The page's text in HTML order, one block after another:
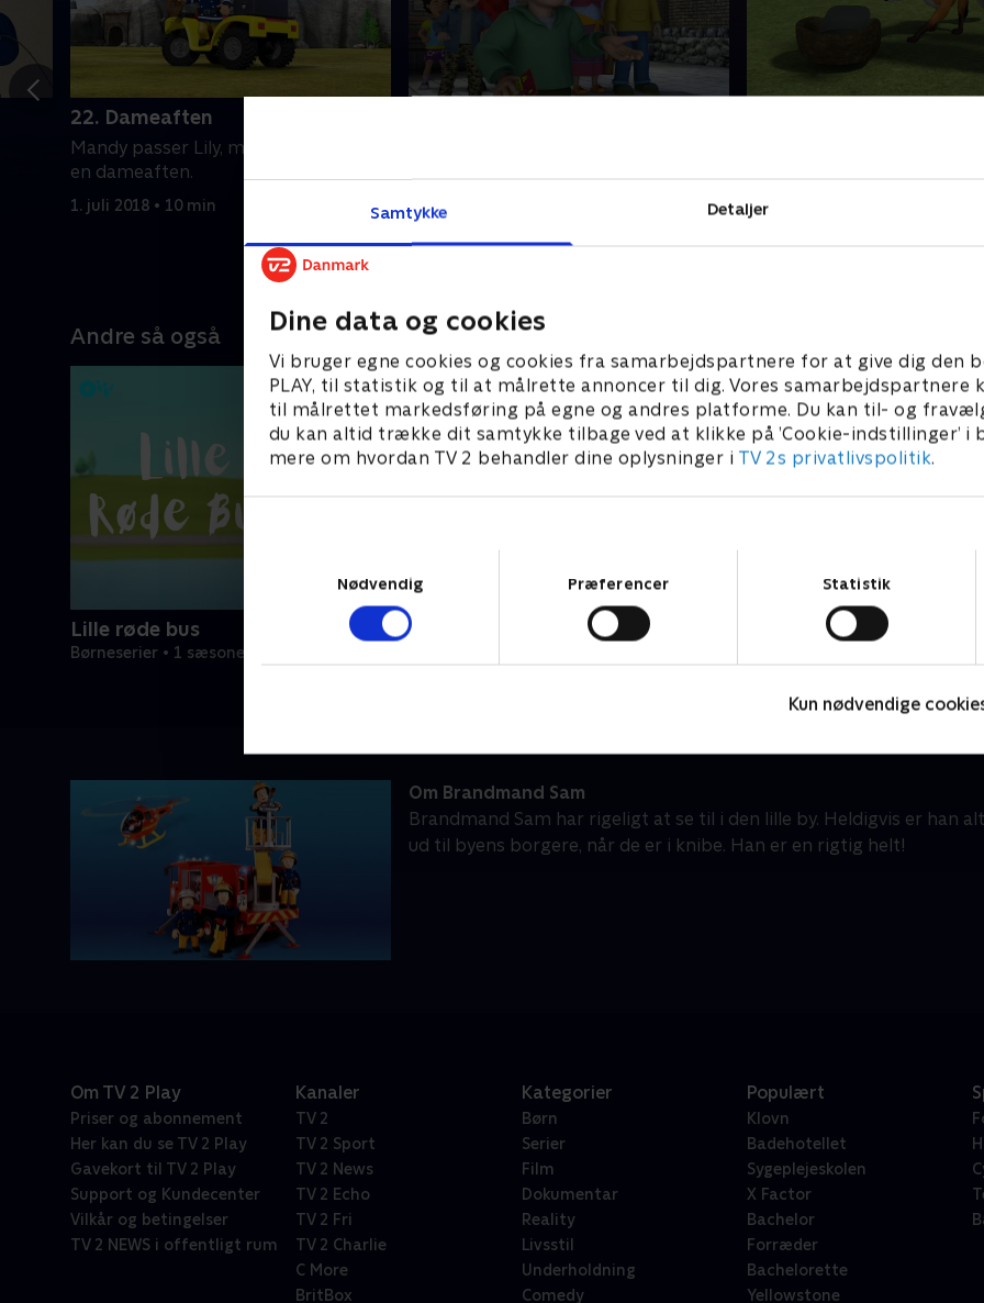
Samtykke Detaljer
Dine data og cookies
Vi bruger egne cookies og cookies fra samarbejdspartnere for at give dig den
PLAY, til statistik og til at målrette annoncer til dig. Vores samarbejdspartnere
til målrettet markedsføring på egne og andres platforme. Du kan til- og
du kan altid trække dit samtykke tilbage ved at klikke på ’Cookie-indstillinger’ i
mere om hvordan TV 2 behandler dine oplysninger i TV 2s privatlivspolitik.
Nødvendig
Præferencer Statistik
Kun nødvendige
22. Dameaften
Mandy passer Lily, mens pigerne har
en dameaften.
1. juli 2018 • 10 min
brand.
1. juli 2018 • 10 min
Andre så også
Lille røde bus
Børneserier • 1 sæsoner
Geckos Garage
Om Brandmand Sam
Brandmand Sam har rigeligt at se til i den lille by. Heldigvis er han
ud til byens borgere, når de er i knibe. Han er en rigtig helt!
Om TV 2 Play
Priser og abonnement
Her kan du se TV 2 Play
Gavekort til TV 2 Play
Support og Kundecenter
Vilkår og betingelser
TV 2 NEWS i offentligt rum
Kanaler
TV 2
TV 2 Sport
TV 2 News
TV 2 Echo
TV 2 Fri
TV 2 Charlie
C More
BritBox
Kategorier
Børn
Serier
Film
Dokumentar
Reality
Livsstil
Underholdning
Comedy
Populært
Klovn
Badehotellet
Sygeplejeskolen
X Factor
Bachelor
Forræder
Bachelorette
Yellowstone